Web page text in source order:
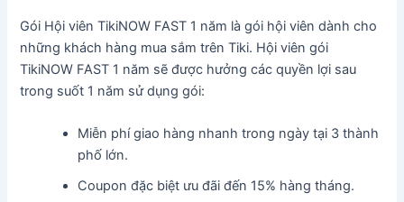
Gói Hội viên TikiNOW FAST 1 năm là gói hội viên dành cho
những khách hàng mua sắm trên Tiki. Hội viên gói
TikiNOW FAST 1 năm sẽ được hưởng các quyền lợi sau
trong suốt 1 năm sử dụng gói:
Miễn phí giao hàng nhanh trong ngày tại 3 thành
phố lớn.
Coupon đặc biệt ưu đãi đến 15% hàng tháng.